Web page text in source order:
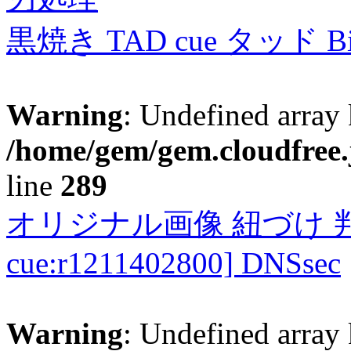
黒焼き TAD cue タッド
Warning: Undefined
/home/gem/
line 289
オリジナル画像 紐づけ
cue:r1211402800] DNSsec
Warning: Undefined